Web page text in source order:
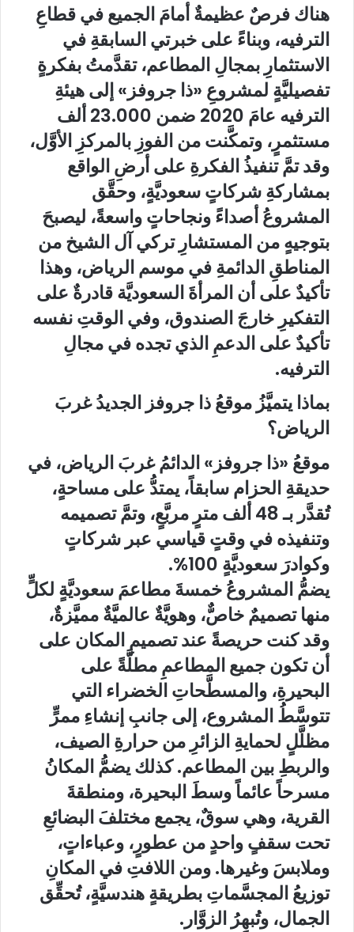
هناك فرصٌ عظيمةٌ أمامَ الجميع في قطاعِ
الترفيه، وبناءً على خبرتي السابقةِ في
الاستثمارِ بمجالِ المطاعم، تقدَّمتُ بفكرةٍ
تفصيليَّةٍ لمشروعِ «ذا جروفز» إلى هيئةِ
الترفيه عامَ 2020 ضمن 23.000 ألف
مستثمرٍ، وتمكَّنت من الفوزِ بالمركزِ الأوَّل،
وقد تمَّ تنفيذُ الفكرةِ على أرضِ الواقع
بمشاركةِ شركاتٍ سعوديَّةٍ، وحقَّق
المشروعُ أصداءً ونجاحاتٍ واسعةً، ليصبحَ
بتوجيهٍ من المستشارِ تركي آل الشيخ من
المناطقِ الدائمةِ في موسم الرياض، وهذا
تأكيدٌ على أن المرأةَ السعوديَّة قادرةٌ على
التفكيرِ خارجَ الصندوق، وفي الوقتِ نفسه
تأكيدٌ على الدعمِ الذي تجده في مجالِ
الترفيه.
بماذا يتميَّزُ موقعُ ذا جروفز الجديدُ غربَ
الرياض؟
موقعُ «ذا جروفز» الدائمُ غربَ الرياض، في
حديقةِ الحزام سابقاً، يمتدُّ على مساحةٍ،
تُقدَّر بـ 48 ألف مترٍ مربَّعٍ، وتمَّ تصميمه
وتنفيذه في وقتٍ قياسي عبر شركاتٍ
وكوادرَ سعوديَّةٍ 100%.
يضمُّ المشروعُ خمسةَ مطاعمَ سعوديَّةٍ لكلٍّ
منها تصميمٌ خاصٌّ، وهويَّةٌ عالميَّةٌ مميَّزةٌ،
وقد كنت حريصةً عند تصميمِ المكان على
أن تكون جميع المطاعمِ مطلَّةً على
البحيرةِ، والمسطَّحاتِ الخضراء التي
تتوسَّطُ المشروع، إلى جانبِ إنشاءِ ممرٍّ
مظلَّلٍ لحمايةِ الزائرِ من حرارةِ الصيف،
والربطِ بين المطاعم. كذلك يضمُّ المكانُ
مسرحاً عائماً وسطَ البحيرة، ومنطقةَ
القرية، وهي سوقٌ، يجمع مختلفَ البضائعِ
تحت سقفٍ واحدٍ من عطورٍ، وعباءاتٍ،
وملابسَ وغيرها. ومن اللافتِ في المكانِ
توزيعُ المجسَّماتِ بطريقةٍ هندسيَّةٍ، تُحقِّق
الجمال، وتُبهِرُ الزوَّار.